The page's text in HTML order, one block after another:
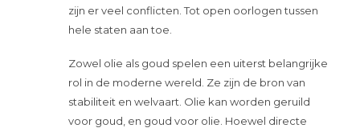
zijn er veel conflicten. Tot open oorlogen tussen
hele staten aan toe.
Zowel olie als goud spelen een uiterst belangrijke
rol in de moderne wereld. Ze zijn de bron van
stabiliteit en welvaart. Olie kan worden geruild
voor goud, en goud voor olie. Hoewel directe